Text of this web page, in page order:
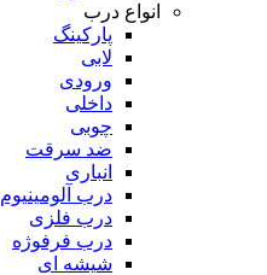
انواع درب
پارکینگ
لابی
ورودی
داخلی
چوبی
ضد سرقت
انباری
درب آلومینیوم
درب فلزی
درب فرفوژه
شیشه ای